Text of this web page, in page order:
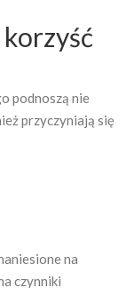
podnoszą nie
przyczyniają się
na
czynniki